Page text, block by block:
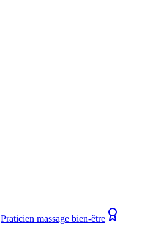
Praticien massage bien-être